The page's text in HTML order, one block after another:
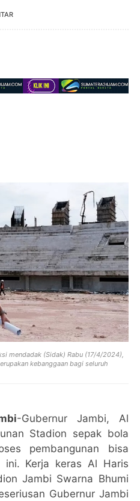
mendadak (Sidak) Rabu (17/4/2024),
kebanggaan bagi seluruh
-Gubernur Jambi, Al
Stadion sepak bola
pembangunan bisa
ini. Kerja keras Al Haris
Jambi Swarna Bhumi
Gubernur Jambi